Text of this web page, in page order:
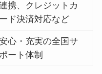
携、クレジットカ
ード決済対応など
心・充実の全国サ
ート体制